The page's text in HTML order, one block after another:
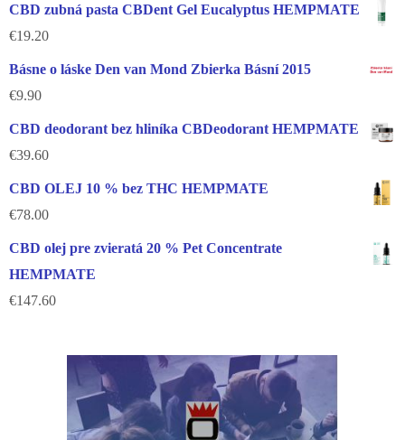
CBD zubná pasta CBDent Gel Eucalyptus HEMPMATE
€19.20
Básne o láske Den van Mond Zbierka Básní 2015
€9.90
CBD deodorant bez hliníka CBDeodorant HEMPMATE
€39.60
CBD OLEJ 10 % bez THC HEMPMATE
€78.00
CBD olej pre zvieratá 20 % Pet Concentrate
HEMPMATE
€147.60